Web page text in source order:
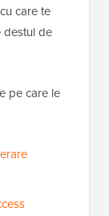
cu care te
destul de
pe care le